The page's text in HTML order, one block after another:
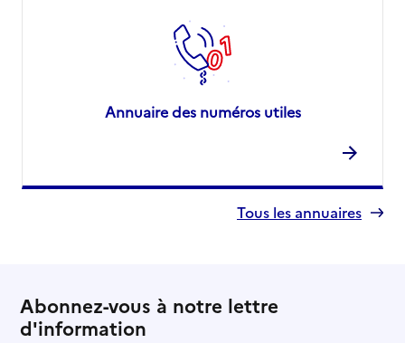
Annuaire des numéros utiles
Tous les annuaires
Abonnez-vous à notre lettre
d'information